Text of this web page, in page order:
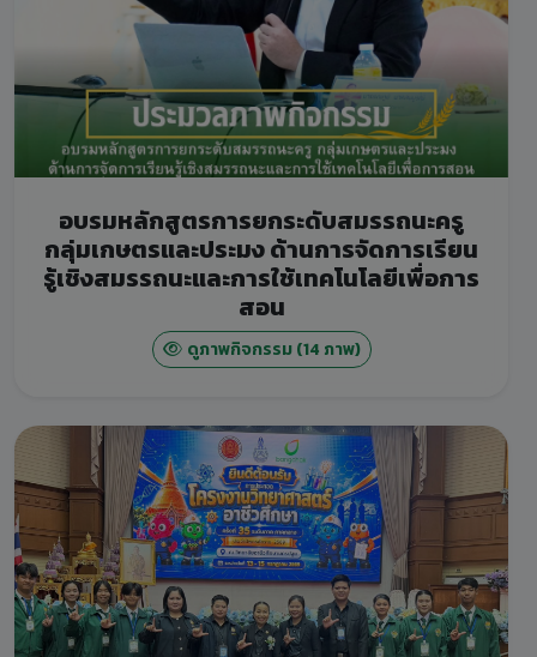
อบรมหลักสูตรการยกระดับสมรรถนะครู
กลุ่มเกษตรและประมง ด้านการจัดการเรียน
รู้เชิงสมรรถนะและการใช้เทคโนโลยีเพื่อการ
สอน
ดูภาพกิจกรรม (14 ภาพ)